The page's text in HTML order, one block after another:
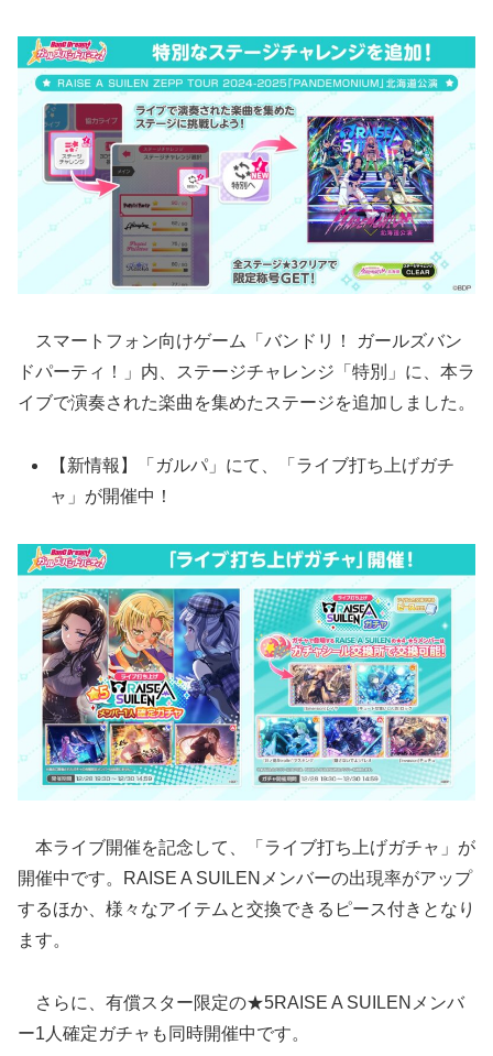
スマートフォン向けゲーム「バンドリ！ ガールズバン
ドパーティ！」内、ステージチャレンジ「特別」に、本ラ
イブで演奏された楽曲を集めたステージを追加しました。
【新情報】「ガルパ」にて、「ライブ打ち上げガチ
ャ」が開催中！
本ライブ開催を記念して、「ライブ打ち上げガチャ」が
開催中です。RAISE A SUILENメンバーの出現率がアップ
するほか、様々なアイテムと交換できるピース付きとなり
ます。
さらに、有償スター限定の★5RAISE A SUILENメンバ
ー1人確定ガチャも同時開催中です。